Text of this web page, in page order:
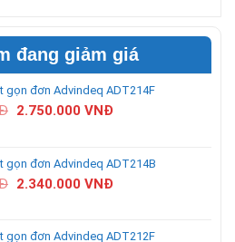
đang giảm giá
gọn đơn Advindeq ADT214F
2.750.000 VNĐ
gọn đơn Advindeq ADT214B
2.340.000 VNĐ
gọn đơn Advindeq ADT212F